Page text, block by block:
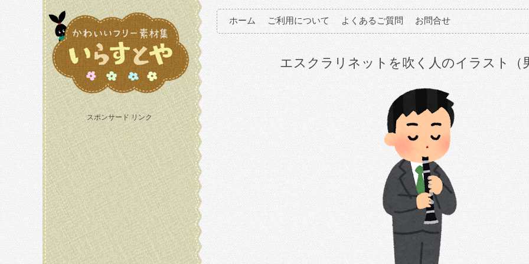
スポンサード リンク
ホーム ご利用について よくあるご質問 お問合せ
エスクラリネットを吹く人のイラスト（